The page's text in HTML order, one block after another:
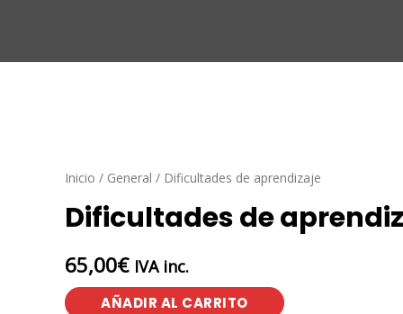
Inicio / General / Dificultades de aprendizaje
Dificultades de
65,00€ IVA inc.
AÑADIR AL CARRITO